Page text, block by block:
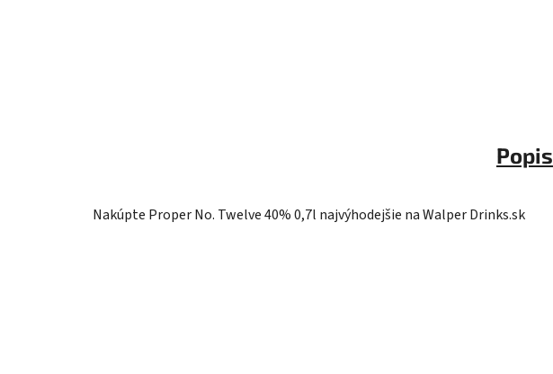
Popis
Nakúpte Proper No. Twelve 40% 0,7l najvýhodejšie na Walper Drinks.sk